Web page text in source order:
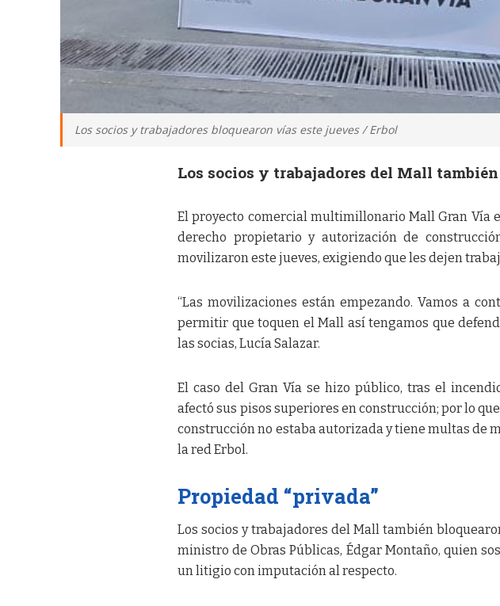
Los socios y trabajadores bloquearon vías este jueves / Erbol
Los socios y trabajadores del Mall
El proyecto comercial multimillonario Mall Gran Vía
derecho propietario y autorización de
movilizaron este jueves, exigiendo que les dejen
“Las movilizaciones están empezando. Vamos a
permitir que toquen el Mall así tengamos que
las socias, Lucía Salazar.
El caso del Gran Vía se hizo público, tras el
afectó sus pisos superiores en construcción; por lo
construcción no estaba autorizada y tiene multas de
la red Erbol.
Propiedad “privada”
Los socios y trabajadores del Mall también
ministro de Obras Públicas, Édgar Montaño, quien
un litigio con imputación al respecto.